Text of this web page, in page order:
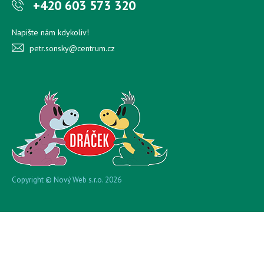
+420 603 573 320
Napište nám kdykoliv!
petr.sonsky@centrum.cz
Copyright © Nový Web s.r.o. 2026